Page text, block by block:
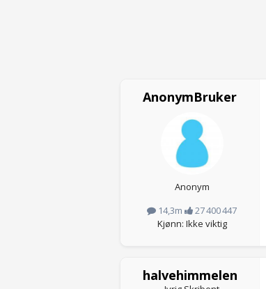
AnonymBruker
Anonym
14,3m
27 400 447
Kjønn: Ikke viktig
halvehimmelen